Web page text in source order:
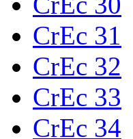
CrEc 31
CrEc 32
CrEc 33
CrEc 34